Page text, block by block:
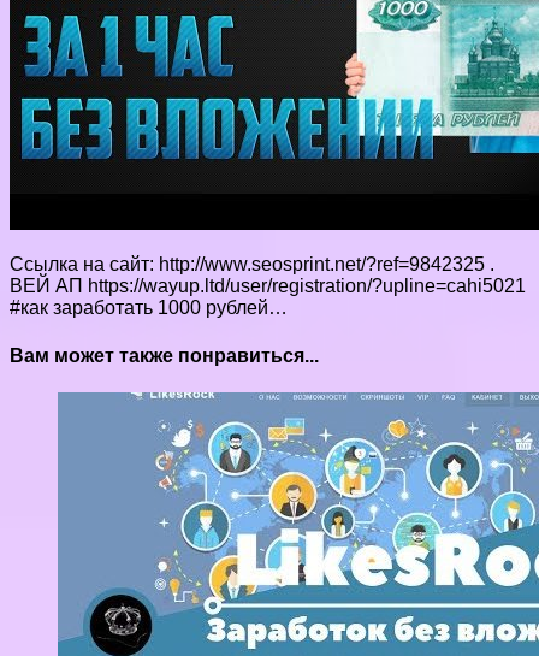
Ссылка на сайт: http://www.seosprint.net/?ref=9842325 .
ВЕЙ АП https://wayup.ltd/user/registration/?upline=cahi5021
#как заработать 1000 рублей…
Вам может также понравиться...